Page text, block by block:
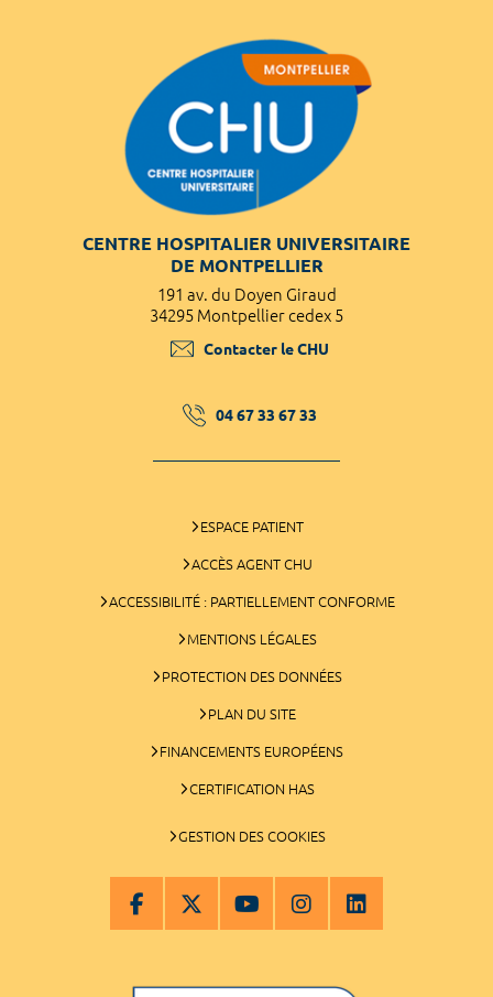
CENTRE HOSPITALIER UNIVERSITAIRE
DE MONTPELLIER
191 av. du Doyen Giraud
34295 Montpellier cedex 5
Contacter le CHU
04 67 33 67 33
ESPACE PATIENT
ACCÈS AGENT CHU
ACCESSIBILITÉ : PARTIELLEMENT CONFORME
MENTIONS LÉGALES
PROTECTION DES DONNÉES
PLAN DU SITE
FINANCEMENTS EUROPÉENS
CERTIFICATION HAS
GESTION DES COOKIES